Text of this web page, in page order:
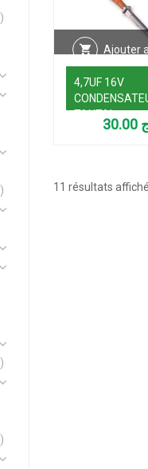
Ajouter
4,7UF 16V
TANTAL
30.00
11 résultats